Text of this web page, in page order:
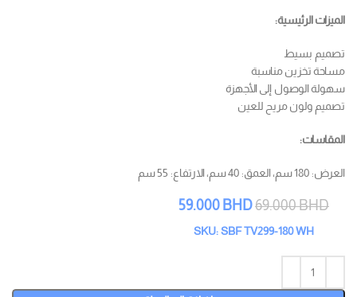
الميزات الرئيسية:
تصميم بسيط
مساحة تخزين مناسبة
سهولة الوصول إلى الأجهزة
تصميم ولون مريح للعين
المقاسات:
العرض: 180 سم، العمق: 40 سم، الارتفاع: 55 سم
69.000BHD
59.000 BHD
SKU: SBF TV299-180 WH